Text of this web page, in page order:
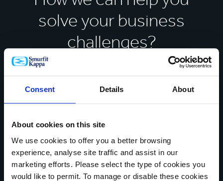
Consent Details About
About cookies on this site
We use cookies to offer you a better browsing
experience, analyse site traffic and assist in our
marketing efforts. Please select the type of cookies you
would like to permit. To manage or disable these cookies
solve your business
challenges?
Kontaktujte nás už dnes
ZEMĚ*